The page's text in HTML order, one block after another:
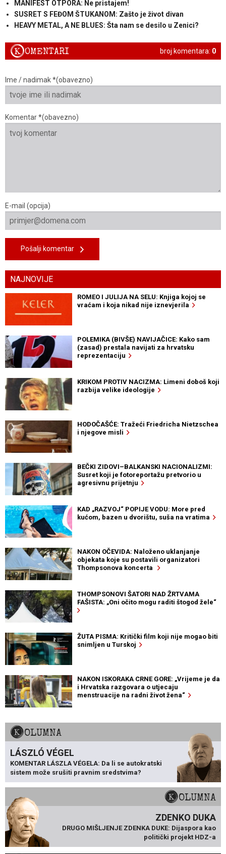
MANIFEST OTPORA: Ne pristajem!
SUSRET S FEĐOM ŠTUKANOM: Zašto je život divan
HEAVY METAL, A NE BLUES: Šta nam se desilo u Zenici?
broj komentara: 0
KOMENTARI
Ime / nadimak *(obavezno)
Komentar *(obavezno)
E-mail (opcija)
Pošalji komentar
NAJNOVIJE
ROMEO I JULIJA NA SELU: Knjiga kojoj se
vraćam i koja nikad nije iznevjerila
POLEMIKA (BIVŠE) NAVIJAČICE: Kako sam
(zasad) prestala navijati za hrvatsku
reprezentaciju
KRIKOM PROTIV NACIZMA: Limeni doboš koji
razbija velike ideologije
HODOČAŠĆE: Tražeći Friedricha Nietzschea
i njegove misli
BEČKI ZIDOVI–BALKANSKI NACIONALIZMI:
Susret koji je fotoreportažu pretvorio u
agresivnu prijetnju
KAD „RAZVOJ“ POPIJE VODU: More pred
kućom, bazen u dvorištu, suša na vratima
NAKON OČEVIDA: Naloženo uklanjanje
objekata koje su postavili organizatori
Thompsonova koncerta
THOMPSONOVI ŠATORI NAD ŽRTVAMA
FAŠISTA: „Oni očito mogu raditi štogod žele“
ŽUTA PISMA: Kritički film koji nije mogao biti
snimljen u Turskoj
NAKON ISKORAKA CRNE GORE: „Vrijeme je da
i Hrvatska razgovara o utjecaju
menstruacije na radni život žena“
KOLUMNA
LÁSZLÓ VÉGEL
KOMENTAR LÁSZLA VÉGELA: Da li se autokratski
sistem može srušiti pravnim sredstvima?
KOLUMNA
ZDENKO DUKA
DRUGO MIŠLJENJE ZDENKA DUKE: Dijaspora kao
politički projekt HDZ-a